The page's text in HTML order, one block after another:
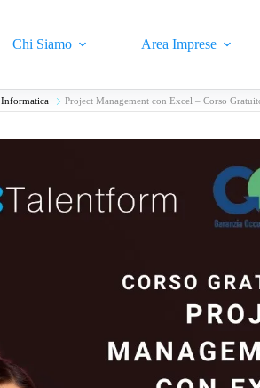
Chi Siamo Area Imprese
Informatica Project Management con Excel – Corso